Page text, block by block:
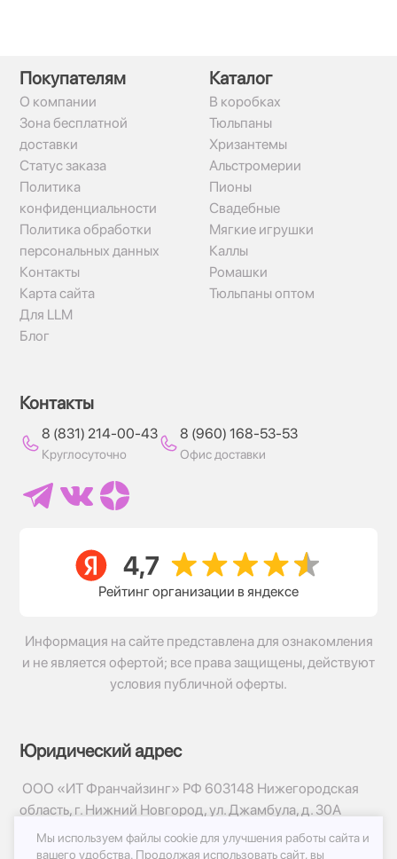
Покупателям
О компании
Зона бесплатной
доставки
Статус заказа
Политика
конфиденциальности
Политика обработки
персональных данных
Контакты
Карта сайта
Для LLM
Блог
Каталог
В коробках
Тюльпаны
Хризантемы
Альстромерии
Пионы
Свадебные
Мягкие игрушки
Каллы
Ромашки
Тюльпаны оптом
Контакты
8 (831) 214-00-43
Круглосуточно
8 (960) 168-53-53
Офис доставки
Рейтинг организации в яндексе
Информация на сайте представлена для ознакомления
и не является офертой; все права защищены, действуют
условия публичной оферты.
Юридический адрес
ООО «ИТ Франчайзинг» РФ 603148 Нижегородская
область, г. Нижний Новгород, ул. Джамбула, д. 30А
© 2017-2026г, База Цветов 24.ру
Мы используем файлы cookie для улучшения работы сайта и
вашего удобства. Продолжая использовать сайт, вы